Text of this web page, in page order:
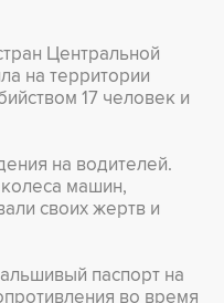
Центральной
на территории
17 человек и
на водителей.
машин,
своих жертв и
паспорт на
во время